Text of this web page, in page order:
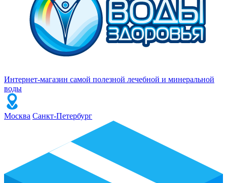
Интернет-магазин самой полезной лечебной и минеральной
воды
Москва Санкт-Петербург